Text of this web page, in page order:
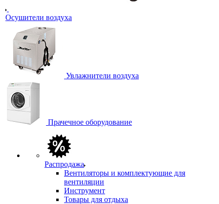
Осушители воздуха
Увлажнители воздуха
Прачечное оборудование
Распродажа
Вентиляторы и комплектующие для
вентиляции
Инструмент
Товары для отдыха